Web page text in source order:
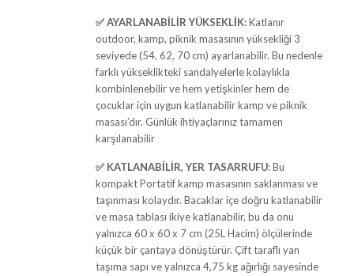
✅AYARLANABİLİR YÜKSEKLİK:Katlanır
outdoor, kamp, piknik masasının yüksekliği 3
seviyede (54, 62, 70 cm) ayarlanabilir. Bu nedenle
farklı yükseklikteki sandalyelerle kolaylıkla
kombinlenebilir ve hem yetişkinler hem de
çocuklar için uygun katlanabilir kamp ve piknik
masası’dır. Günlük ihtiyaçlarınız tamamen
karşılanabilir
✅ KATLANABİLİR, YER TASARRUFU: Bu
kompakt Portatif kamp masasının saklanması ve
taşınması kolaydır. Bacaklar içe doğru katlanabilir
ve masa tablası ikiye katlanabilir, bu da onu
yalnızca 60 x 60 x 7 cm (25L Hacim) ölçülerinde
küçük bir çantaya dönüştürür. Çift taraflı yan
taşıma sapı ve yalnızca 4,75 kg ağırlığı sayesinde